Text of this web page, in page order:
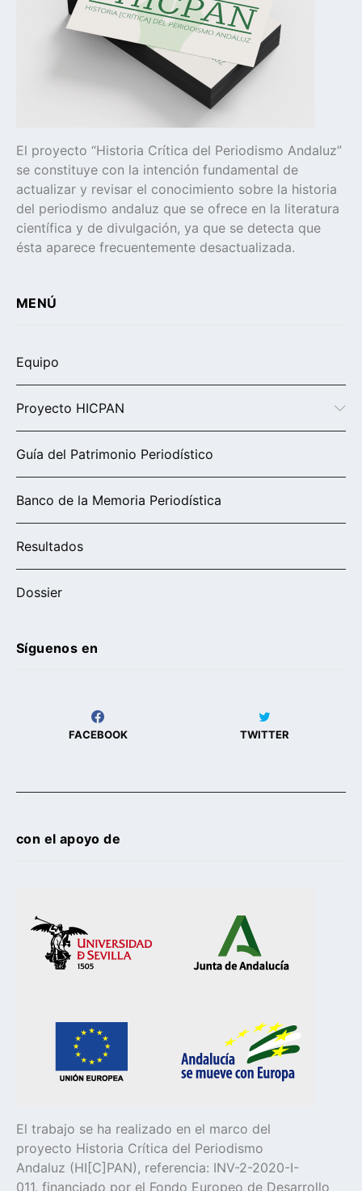
El proyecto “Historia Crítica del Periodismo Andaluz”
se constituye con la intención fundamental de
actualizar y revisar el conocimiento sobre la historia
del periodismo andaluz que se ofrece en la literatura
científica y de divulgación, ya que se detecta que
ésta aparece frecuentemente desactualizada.
MENÚ
Equipo
Proyecto HICPAN
Guía del Patrimonio Periodístico
Banco de la Memoria Periodística
Resultados
Dossier
Síguenos en
FACEBOOK TWITTER
con el apoyo de
El trabajo se ha realizado en el marco del
proyecto Historia Crítica del Periodismo
Andaluz (HI[C]PAN), referencia: INV-2-2020-I-
011, financiado por el Fondo Europeo de Desarrollo